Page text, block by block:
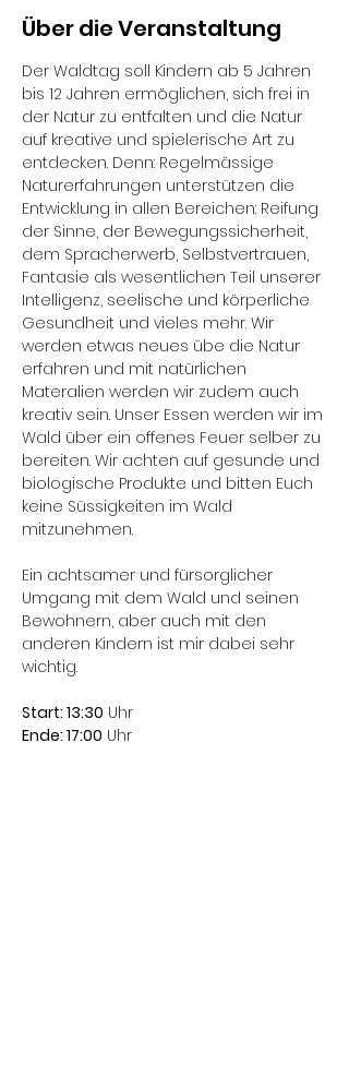
Über die Veranstaltung
Der Waldtag soll Kindern ab 5 Jahren
bis 12 Jahren ermöglichen, sich frei in
der Natur zu entfalten und die Natur
auf kreative und spielerische Art zu
entdecken. Denn: Regelmässige
Naturerfahrungen unterstützen die
Entwicklung in allen Bereichen: Reifung
der Sinne, der Bewegungssicherheit,
dem Spracherwerb, Selbstvertrauen,
Fantasie als wesentlichen Teil unserer
Intelligenz, seelische und körperliche
Gesundheit und vieles mehr. Wir
werden etwas neues übe die Natur
erfahren und mit natürlichen
Materalien werden wir zudem auch
kreativ sein. Unser Essen werden wir im
Wald über ein offenes Feuer selber zu
bereiten. Wir achten auf gesunde und
biologische Produkte und bitten Euch
keine Süssigkeiten im Wald
mitzunehmen.
Ein achtsamer und fürsorglicher
Umgang mit dem Wald und seinen
Bewohnern, aber auch mit den
anderen Kindern ist mir dabei sehr
wichtig.
Start: 13:30 Uhr
Ende: 17:00 Uhr